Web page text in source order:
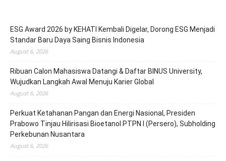
ESG Award 2026 by KEHATI Kembali Digelar, Dorong ESG Menjadi
Standar Baru Daya Saing Bisnis Indonesia
August 6, 2026
Ribuan Calon Mahasiswa Datangi & Daftar BINUS University,
Wujudkan Langkah Awal Menuju Karier Global
August 6, 2026
Perkuat Ketahanan Pangan dan Energi Nasional, Presiden
Prabowo Tinjau Hilirisasi Bioetanol PTPN I (Persero), Subholding
Perkebunan Nusantara
August 6, 2026